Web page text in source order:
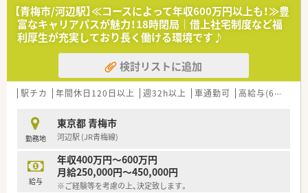
【青梅市/河辺駅】≪コースによって年収600万円以上も！≫豊
富なキャリアパスが魅力！18時閉局｜借上社宅制度など福
利厚生が充実しており長く働ける環境です♪
検討リストに追加
駅チカ 年間休日120日以上 週32h以上 車通勤可 高給与(600万円以上)
勤務地
東京都 青梅市
河辺駅 (JR青梅線)
給与
年収400万円～600万円
月給250,000円～450,000円
※ご経験等を考慮の上、決定致します。